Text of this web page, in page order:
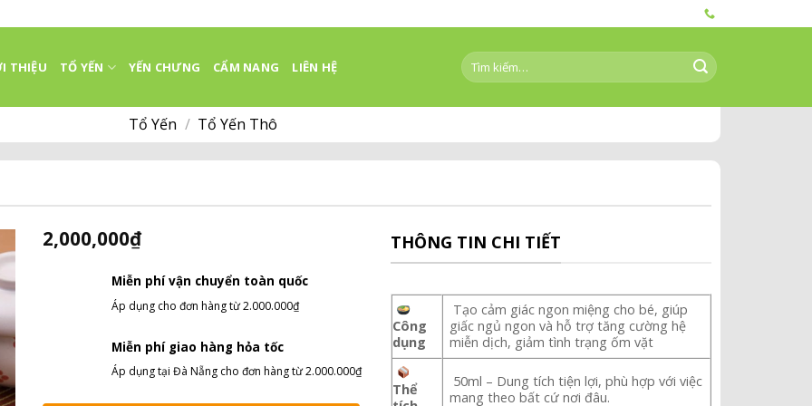
THIỆU TỔ YẾN YẾN CHƯNG CẨM NANG LIÊN HỆ
Tìm
kiếm:
Tổ Yến / Tổ Yến Thô
2,000,000₫
Miễn phí vận chuyển toàn quốc
Áp dụng cho đơn hàng từ 2.000.000₫
Miễn phí giao hàng hỏa tốc
Áp dụng tại Đà Nẵng cho đơn hàng từ 2.000.000₫
THÔNG TIN CHI TIẾT
Công
dụng
Tạo cảm giác ngon miệng cho bé, giúp
giấc ngủ ngon và hỗ trợ tăng cường hệ
miễn dịch, giảm tình trạng ốm vặt
Thể
50ml – Dung tích tiện lợi, phù hợp với việc
mang theo bất cứ nơi đâu.